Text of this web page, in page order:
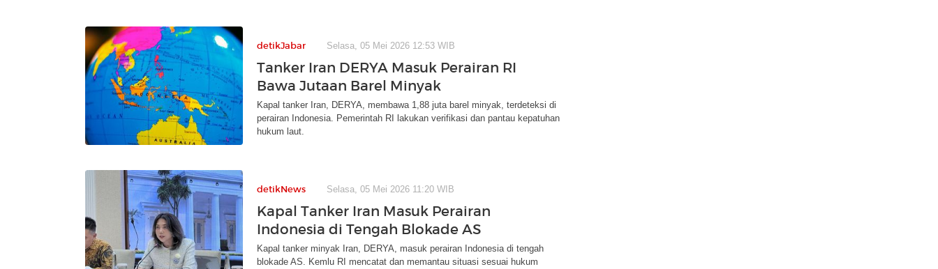
detikJabar Selasa, 05 Mei 2026 12:53 WIB
Tanker Iran DERYA Masuk Perairan RI
Bawa Jutaan Barel Minyak
Kapal tanker Iran, DERYA, membawa 1,88 juta barel minyak, terdeteksi di
perairan Indonesia. Pemerintah RI lakukan verifikasi dan pantau kepatuhan
hukum laut.
detikNews Selasa, 05 Mei 2026 11:20 WIB
Kapal Tanker Iran Masuk Perairan
Indonesia di Tengah Blokade AS
Kapal tanker minyak Iran, DERYA, masuk perairan Indonesia di tengah
blokade AS. Kemlu RI mencatat dan memantau situasi sesuai hukum